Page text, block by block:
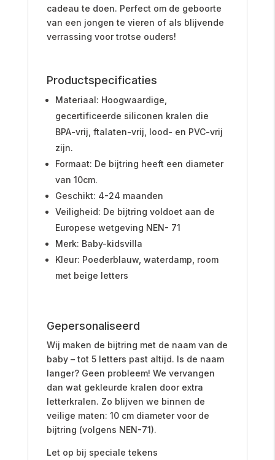
cadeau te doen. Perfect om de geboorte
van een jongen te vieren of als blijvende
verrassing voor trotse ouders!
Productspecificaties
Materiaal: Hoogwaardige,
gecertificeerde siliconen kralen die
BPA-vrij, ftalaten-vrij, lood- en PVC-vrij
zijn.
Formaat: De bijtring heeft een diameter
van 10cm.
Geschikt: 4-24 maanden
Veiligheid: De bijtring voldoet aan de
Europese wetgeving NEN- 71
Merk: Baby-kidsvilla
Kleur: Poederblauw, waterdamp, room
met beige letters
Gepersonaliseerd
Wij maken de bijtring met de naam van de
baby – tot 5 letters past altijd. Is de naam
langer? Geen probleem! We vervangen
dan wat gekleurde kralen door extra
letterkralen. Zo blijven we binnen de
veilige maten: 10 cm diameter voor de
bijtring (volgens NEN-71).
Let op bij speciale tekens